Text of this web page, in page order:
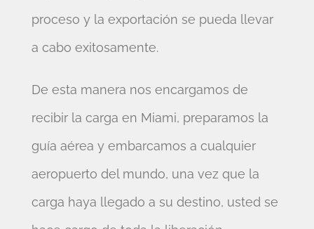
proceso y la exportación se pueda llevar
a cabo exitosamente.
De esta manera nos encargamos de
recibir la carga en Miami, preparamos la
guía aérea y embarcamos a cualquier
aeropuerto del mundo, una vez que la
carga haya llegado a su destino, usted se